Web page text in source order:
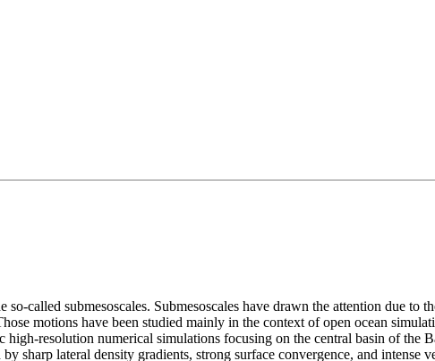
called submesoscales. Submesoscales have drawn the attention due
motions have been studied mainly in the context of open ocean
resolution numerical simulations focusing on the central basin of the
sharp lateral density gradients, strong surface convergence, and